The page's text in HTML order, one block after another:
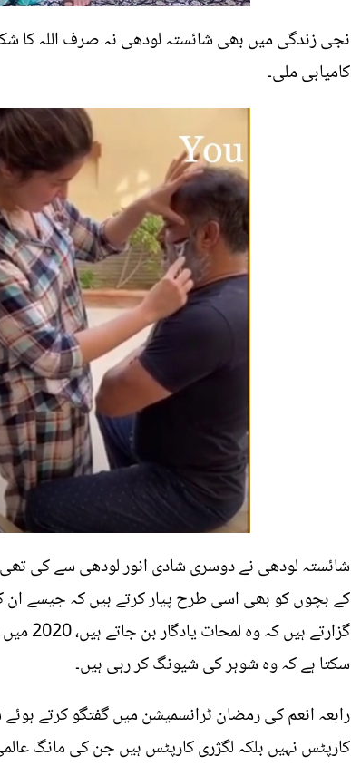
نجی زندگی میں بھی شائستہ لودھی نہ صرف اللہ کا
کامیابی ملی۔
شائستہ لودھی نے دوسری شادی انور لودھی سے کی
کے بچوں کو بھی اسی طرح پیار کرتے ہیں کہ جیسے
سکتا ہے کہ وہ شوہر کی شیونگ کر رہی ہیں۔
رابعہ انعم کی رمضان ٹرانسمیشن میں گفتگو کرتے ہوئے
کارپٹس نہیں بلکہ لگژری کارپٹس ہیں جن کی مانگ